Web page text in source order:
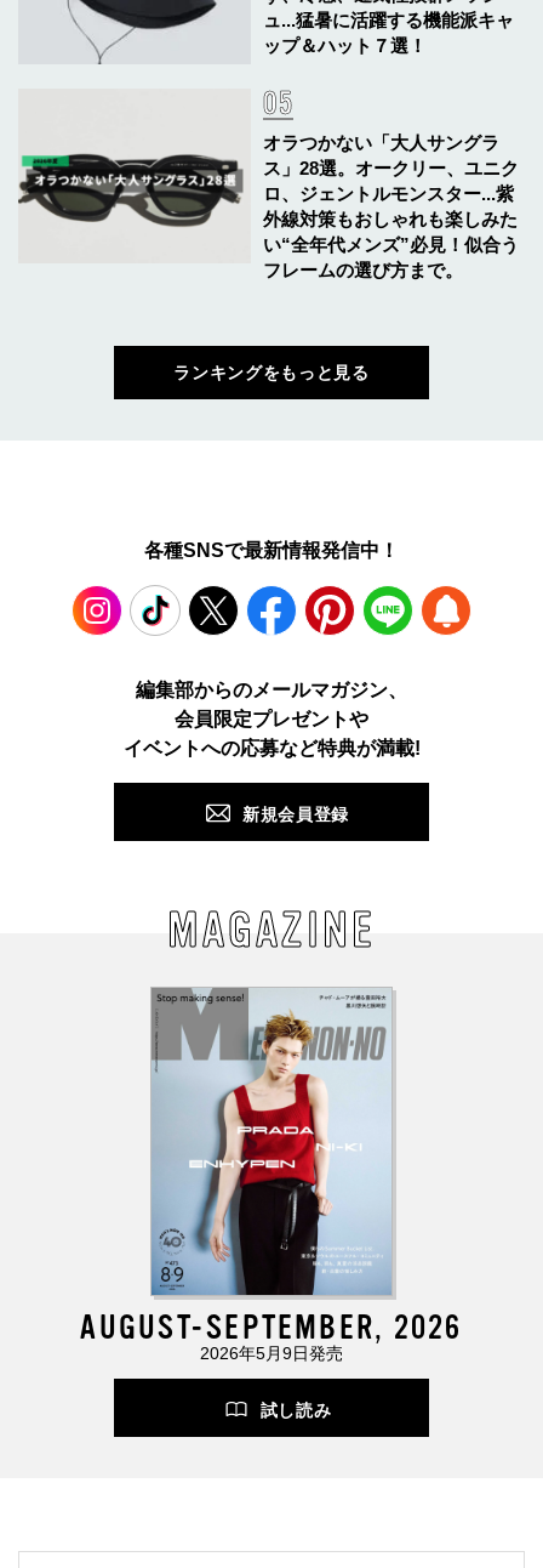
ュ...猛暑に活躍する機能派キャ
ップ＆ハット７選！
オラつかない「大人サングラ
ス」28選。オークリー、ユニク
ロ、ジェントルモンスター...紫
外線対策もおしゃれも楽しみた
い“全年代メンズ”必見！似合う
フレームの選び方まで。
ランキングをもっと見る
各種SNSで最新情報発信中！
TikTok Facebook Pinterest LINE
編集部からのメールマガジン、
会員限定プレゼントや
イベントへの応募など特典が満載!
新規会員登録
MAGAZINE
AUGUST-SEPTEMBER, 2026
2026年5月9日発売
試し読み